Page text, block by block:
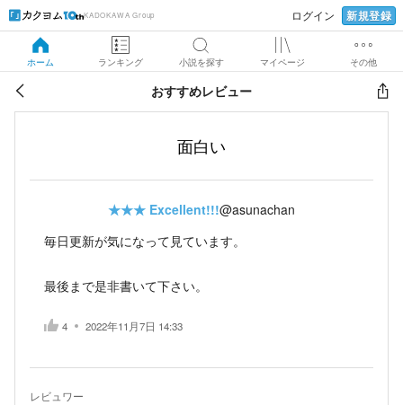
KADOKAWA Group ログイン 新規登録
ホーム ランキング 小説を探す マイページ その他
おすすめレビュー
面白い
★★★ Excellent!!!@asunachan
毎日更新が気になって見ています。
最後まで是非書いて下さい。
4 2022年11月7日 14:33
レビュワー